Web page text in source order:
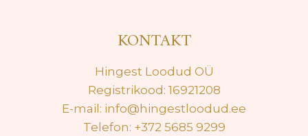
KONTAKT
Hingest Loodud OÜ
Registrikood: 16921208
E-mail: info@hingestloodud.ee
Telefon: +372 5685 9299